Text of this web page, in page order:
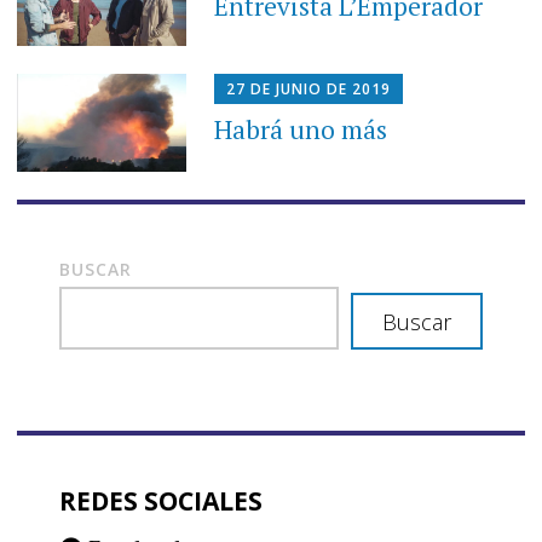
27 DE JUNIO DE 2019
Habrá uno más
BUSCAR
Buscar
REDES SOCIALES